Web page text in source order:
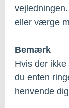
eller værge
Bemærk
Hvis der
du enten
henvende